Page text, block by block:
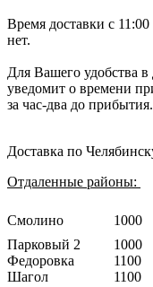
Время доставки с
нет.
Для Вашего удобства в
уведомит о времени
за час-два до прибытия.
Доставка по
Отдаленные районы:
Смолино 1000
Парковый 2
1000
Федоровка
1100
Шагол
1100